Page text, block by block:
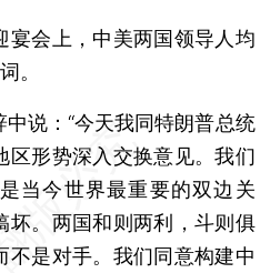
会上，中美两国领导人均
。
说：“今天我同特朗普总统
区形势深入交换意见。我们
当今世界最重要的双边关
坏。两国和则两利，斗则俱
不是对手。我们同意构建中